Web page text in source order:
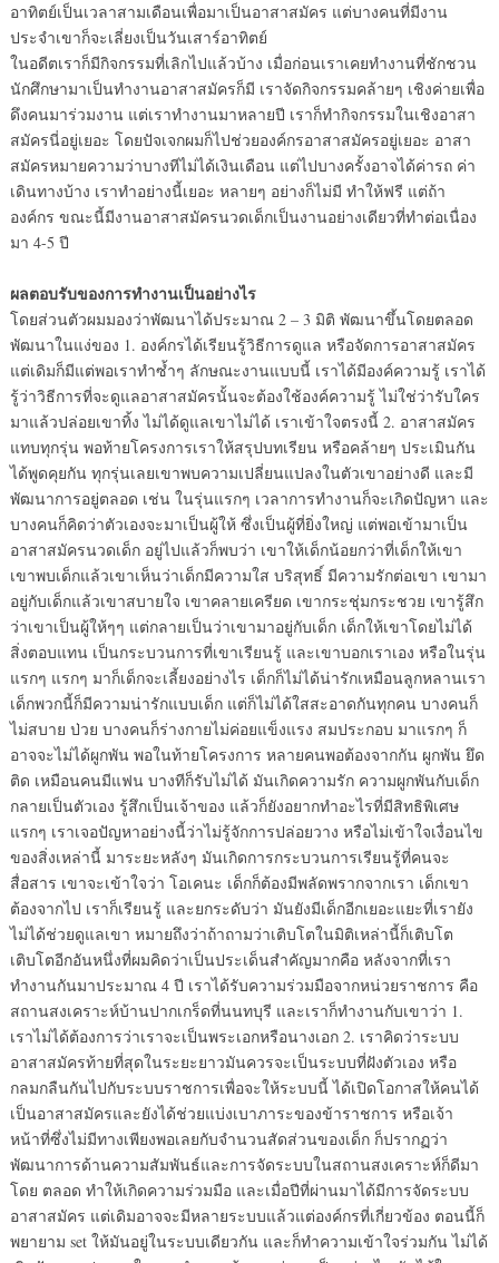
อาทิตย์เป็นเวลาสามเดือนเพื่อมาเป็นอาสาสมัคร แต่บางคนที่มีงาน
ประจำเขาก็จะเลี่ยงเป็นวันเสาร์อาทิตย์
ในอดีตเราก็มีกิจกรรมที่เลิกไปแล้วบ้าง เมื่อก่อนเราเคยทำงานที่ชักชวน
นักศึกษามาเป็นทำงานอาสาสมัครก็มี เราจัดกิจกรรมคล้ายๆ เชิงค่ายเพื่อ
ดึงคนมาร่วมงาน แต่เราทำงานมาหลายปี เราก็ทำกิจกรรมในเชิงอาสา
สมัครนี่อยู่เยอะ โดยปัจเจกผมก็ไปช่วยองค์กรอาสาสมัครอยู่เยอะ อาสา
สมัครหมายความว่าบางทีไม่ได้เงินเดือน แต่ไปบางครั้งอาจได้ค่ารถ ค่า
เดินทางบ้าง เราทำอย่างนี้เยอะ หลายๆ อย่างก็ไม่มี ทำให้ฟรี แต่ถ้า
องค์กร ขณะนี้มีงานอาสาสมัครนวดเด็กเป็นงานอย่างเดียวที่ทำต่อเนื่อง
มา 4-5 ปี
ผลตอบรับของการทำงานเป็นอย่างไร
โดยส่วนตัวผมมองว่าพัฒนาได้ประมาณ 2 – 3 มิติ พัฒนาขึ้นโดยตลอด
พัฒนาในแง่ของ 1. องค์กรได้เรียนรู้วิธีการดูแล หรือจัดการอาสาสมัคร
แต่เดิมก็มีแต่พอเราทำซ้ำๆ ลักษณะงานแบบนี้ เราได้มีองค์ความรู้ เราได้
รู้ว่าวิธีการที่จะดูแลอาสาสมัครนั้นจะต้องใช้องค์ความรู้ ไม่ใช่ว่ารับใคร
มาแล้วปล่อยเขาทิ้ง ไม่ได้ดูแลเขาไม่ได้ เราเข้าใจตรงนี้ 2. อาสาสมัคร
แทบทุกรุ่น พอท้ายโครงการเราให้สรุปบทเรียน หรือคล้ายๆ ประเมินกัน
ได้พูดคุยกัน ทุกรุ่นเลยเขาพบความเปลี่ยนแปลงในตัวเขาอย่างดี และมี
พัฒนาการอยู่ตลอด เช่น ในรุ่นแรกๆ เวลาการทำงานก็จะเกิดปัญหา และ
บางคนก็คิดว่าตัวเองจะมาเป็นผู้ให้ ซึ่งเป็นผู้ที่ยิ่งใหญ่ แต่พอเข้ามาเป็น
อาสาสมัครนวดเด็ก อยู่ไปแล้วก็พบว่า เขาให้เด็กน้อยกว่าที่เด็กให้เขา
เขาพบเด็กแล้วเขาเห็นว่าเด็กมีความใส บริสุทธิ์ มีความรักต่อเขา เขามา
อยู่กับเด็กแล้วเขาสบายใจ เขาคลายเครียด เขากระชุ่มกระชวย เขารู้สึก
ว่าเขาเป็นผู้ให้ๆๆ แต่กลายเป็นว่าเขามาอยู่กับเด็ก เด็กให้เขาโดยไม่ได้
สิ่งตอบแทน เป็นกระบวนการที่เขาเรียนรู้ และเขาบอกเราเอง หรือในรุ่น
แรกๆ แรกๆ มาก็เด็กจะเลี้ยงอย่างไร เด็กก็ไม่ได้น่ารักเหมือนลูกหลานเรา
เด็กพวกนี้ก็มีความน่ารักแบบเด็ก แต่ก็ไม่ได้ใสสะอาดกันทุกคน บางคนก็
ไม่สบาย ป่วย บางคนก็ร่างกายไม่ค่อยแข็งแรง สมประกอบ มาแรกๆ ก็
อาจจะไม่ได้ผูกพัน พอในท้ายโครงการ หลายคนพอต้องจากกัน ผูกพัน ยึด
ติด เหมือนคนมีแฟน บางทีก็รับไม่ได้ มันเกิดความรัก ความผูกพันกับเด็ก
กลายเป็นตัวเอง รู้สึกเป็นเจ้าของ แล้วก็ยังอยากทำอะไรที่มีสิทธิพิเศษ
แรกๆ เราเจอปัญหาอย่างนี้ว่าไม่รู้จักการปล่อยวาง หรือไม่เข้าใจเงื่อนไข
ของสิ่งเหล่านี้ มาระยะหลังๆ มันเกิดการกระบวนการเรียนรู้ที่คนจะ
สื่อสาร เขาจะเข้าใจว่า โอเคนะ เด็กก็ต้องมีพลัดพรากจากเรา เด็กเขา
ต้องจากไป เราก็เรียนรู้ และยกระดับว่า มันยังมีเด็กอีกเยอะแยะที่เรายัง
ไม่ได้ช่วยดูแลเขา หมายถึงว่าถ้าถามว่าเติบโตในมิติเหล่านี้ก็เติบโต
เติบโตอีกอันหนึ่งที่ผมคิดว่าเป็นประเด็นสำคัญมากคือ หลังจากที่เรา
ทำงานกันมาประมาณ 4 ปี เราได้รับความร่วมมือจากหน่วยราชการ คือ
สถานสงเคราะห์บ้านปากเกร็ดที่นนทบุรี และเราก็ทำงานกับเขาว่า 1.
เราไม่ได้ต้องการว่าเราจะเป็นพระเอกหรือนางเอก 2. เราคิดว่าระบบ
อาสาสมัครท้ายที่สุดในระยะยาวมันควรจะเป็นระบบที่ฝังตัวเอง หรือ
กลมกลืนกันไปกับระบบราชการเพื่อจะให้ระบบนี้ ได้เปิดโอกาสให้คนได้
เป็นอาสาสมัครและยังได้ช่วยแบ่งเบาภาระของข้าราชการ หรือเจ้า
หน้าที่ซึ่งไม่มีทางเพียงพอเลยกับจำนวนสัดส่วนของเด็ก ก็ปรากฏว่า
พัฒนาการด้านความสัมพันธ์และการจัดระบบในสถานสงเคราะห์ก็ดีมา
โดย ตลอด ทำให้เกิดความร่วมมือ และเมื่อปีที่ผ่านมาได้มีการจัดระบบ
อาสาสมัคร แต่เดิมอาจจะมีหลายระบบแล้วแต่องค์กรที่เกี่ยวข้อง ตอนนี้ก็
พยายาม set ให้มันอยู่ในระบบเดียวกัน และก็ทำความเข้าใจร่วมกัน ไม่ได้